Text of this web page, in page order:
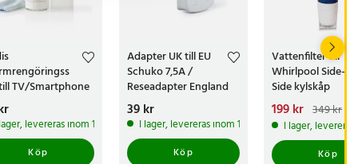
TV/Smartphone
:59 kr
levereras inom 1-2 vardagar
Köp
Adapter UK till EU
Schuko 7,5A /
Reseadapter England
EU
Pris:39 kr
39 kr
I lager, levereras inom 1-2 vardagar
Köp
Vattenfilter till
Whirlpool Side-
Side kylskåp
Nuvarande pris
199 krTidigare
349 kr
199 kr 349 kr
I lager,
Köp